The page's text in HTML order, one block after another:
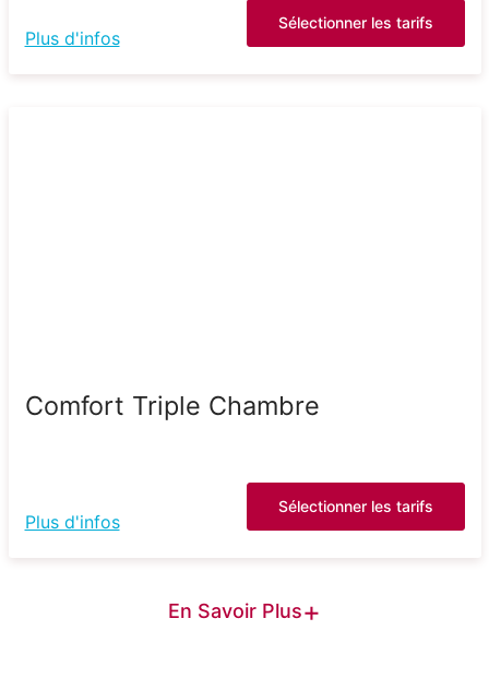
Plus d'infos
Sélectionner les tarifs
Comfort Triple Chambre
Plus d'infos
Sélectionner les tarifs
En Savoir Plus+